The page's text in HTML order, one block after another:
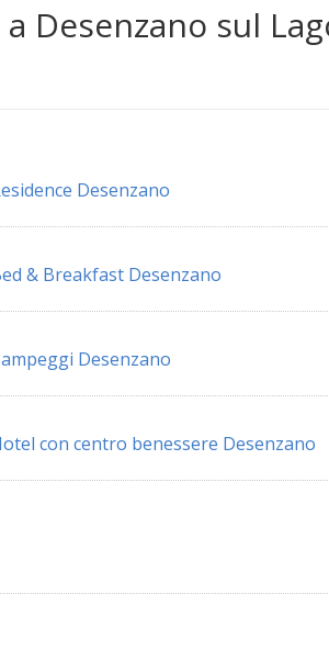
Desenzano sul
Desenzano
& Breakfast Desenzano
Desenzano
con centro benessere Desenzano